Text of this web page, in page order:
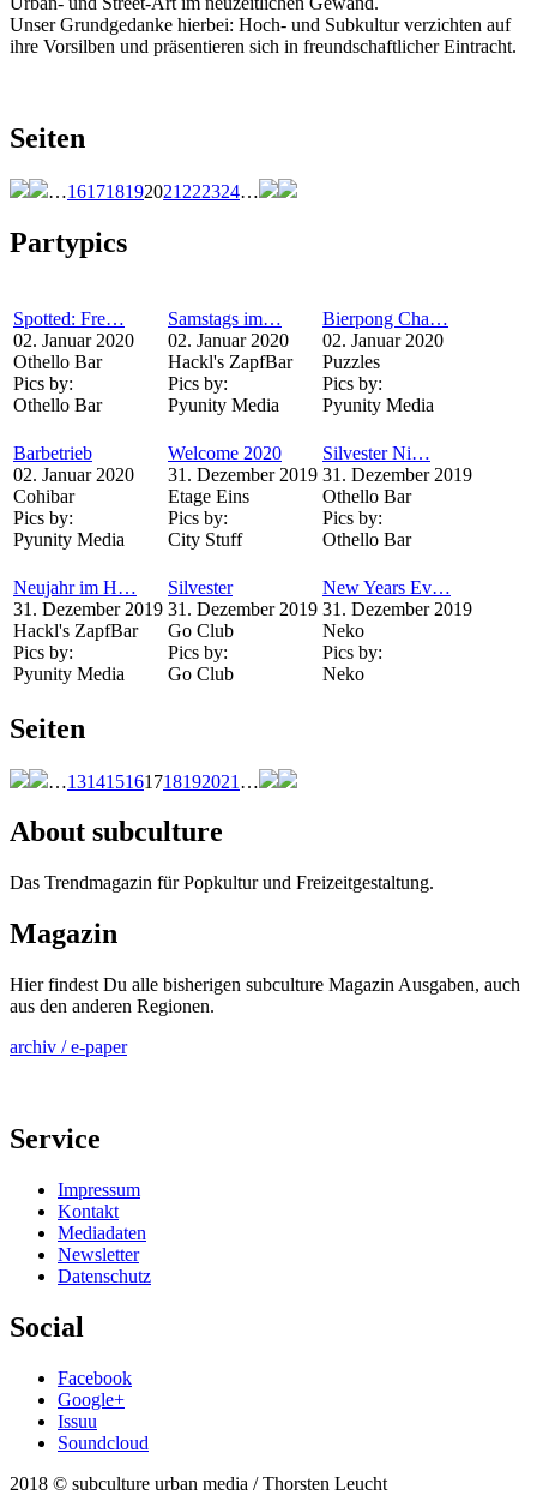
Unser Grundgedanke hierbei: Hoch- und Subkultur verzichten auf
ihre Vorsilben und präsentieren sich in freundschaftlicher Eintracht.
Seiten
…161718192021 222324…
Partypics
Spotted: Fre…
02. Januar 2020
Othello Bar
Pics by:
Othello Bar
Samstags im…
02. Januar 2020
Hackl's ZapfBar
Pics by:
Pyunity Media
Bierpong Cha…
02. Januar 2020
Puzzles
Pics by:
Pyunity Media
Barbetrieb
02. Januar 2020
Cohibar
Pics by:
Pyunity Media
Welcome 2020
31. Dezember 2019
Etage Eins
Pics by:
City Stuff
Silvester Ni…
31. Dezember 2019
Othello Bar
Pics by:
Othello Bar
Neujahr im H…
31. Dezember 2019
Hackl's ZapfBar
Pics by:
Pyunity Media
Silvester
31. Dezember 2019
Go Club
Pics by:
Go Club
New Years Ev…
31. Dezember 2019
Neko
Pics by:
Neko
Seiten
…131415161718192021 …
About subculture
Das Trendmagazin für Popkultur und Freizeitgestaltung.
Magazin
Hier findest Du alle bisherigen subculture Magazin Ausgaben, auch
aus den anderen Regionen.
archiv / e-paper
Service
Impressum
Kontakt
Mediadaten
Newsletter
Datenschutz
Social
Facebook
Google+
Issuu
Soundcloud
2018 © subculture urban media / Thorsten Leucht